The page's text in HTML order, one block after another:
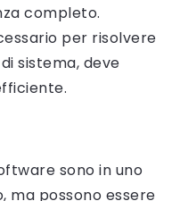
completo.
per risolvere
sistema, deve
sono in uno
ma possono essere